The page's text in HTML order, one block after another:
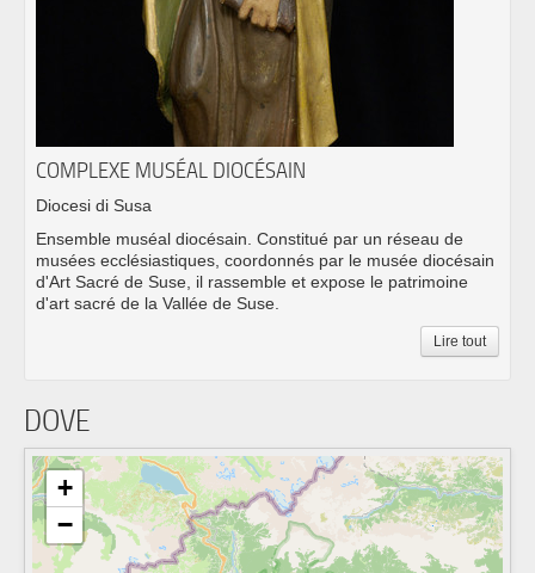
COMPLEXE MUSÉAL DIOCÉSAIN
Diocesi di Susa
Ensemble muséal diocésain. Constitué par un réseau de
musées ecclésiastiques, coordonnés par le musée diocésain
d'Art Sacré de Suse, il rassemble et expose le patrimoine
d'art sacré de la Vallée de Suse.
Lire tout
DOVE
+
−